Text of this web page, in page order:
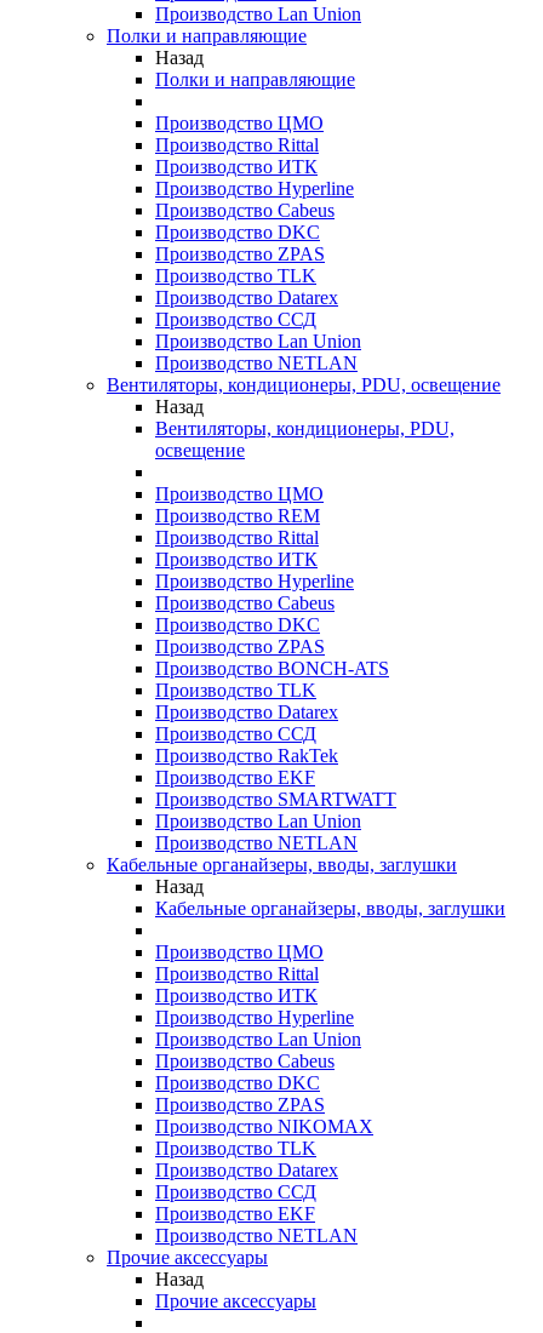
Производство Lan Union
Полки и направляющие
Назад
Полки и направляющие
Производство ЦМО
Производство Rittal
Производство ИТК
Производство Hyperline
Производство Cabeus
Производство DKC
Производство ZPAS
Производство TLK
Производство Datarex
Производство ССД
Производство Lan Union
Производство NETLAN
Вентиляторы, кондиционеры, PDU, освещение
Назад
Вентиляторы, кондиционеры, PDU,
освещение
Производство ЦМО
Производство REM
Производство Rittal
Производство ИТК
Производство Hyperline
Производство Cabeus
Производство DKC
Производство ZPAS
Производство BONCH-ATS
Производство TLK
Производство Datarex
Производство ССД
Производство RakTek
Производство EKF
Производство SMARTWATT
Производство Lan Union
Производство NETLAN
Кабельные органайзеры, вводы, заглушки
Назад
Кабельные органайзеры, вводы, заглушки
Производство ЦМО
Производство Rittal
Производство ИТК
Производство Hyperline
Производство Lan Union
Производство Cabeus
Производство DKC
Производство ZPAS
Производство NIKOMAX
Производство TLK
Производство Datarex
Производство ССД
Производство EKF
Производство NETLAN
Прочие аксеcсуары
Назад
Прочие аксеcсуары